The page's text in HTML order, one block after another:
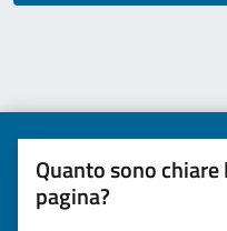
Quanto sono
pagina?